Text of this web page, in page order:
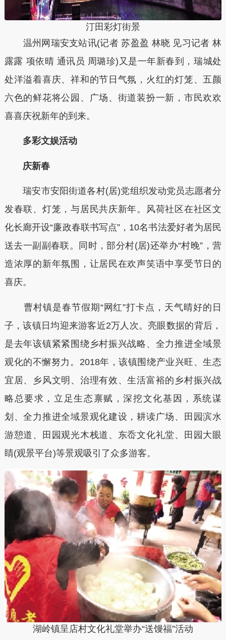
汀田彩灯街景
温州网瑞安支站讯(记者 苏盈盈 林晓 见习记者 林
露露 项依晴 通讯员 周璐珍)又是一年新春到，瑞城处
处洋溢着喜庆、祥和的节日气氛，火红的灯笼、五颜
六色的鲜花将公园、广场、街道装扮一新，市民欢欢
喜喜庆祝新年的到来。
多彩文娱活动
庆新春
瑞安市安阳街道各村(居)党组织发动党员志愿者分
发春联、灯笼，与居民共庆新年。风荷社区在社区文
化长廊开设“廉政春联书写点”，10名书法爱好者为居民
送去一副副春联。同时，部分村(居)还举办“村晚”，营
造浓厚的新年氛围，让居民在欢声笑语中享受节日的
喜庆。
曹村镇是春节假期“网红”打卡点，天气晴好的日
子，该镇日均迎来游客近2万人次。亮眼数据的背后，
是去年该镇紧紧围绕乡村振兴战略、全力推进全域景
观化的不懈努力。2018年，该镇围绕产业兴旺、生态
宜居、乡风文明、治理有效、生活富裕的乡村振兴战
略总要求，立足生态禀赋，深挖文化基因，系统谋
划、全力推进全域景观化建设，耕读广场、田园滨水
游憩道、田园观光木栈道、东岙文化礼堂、田园大眼
睛(观景平台)等景观吸引了众多游客。
湖岭镇呈店村文化礼堂举办“送馒福”活动